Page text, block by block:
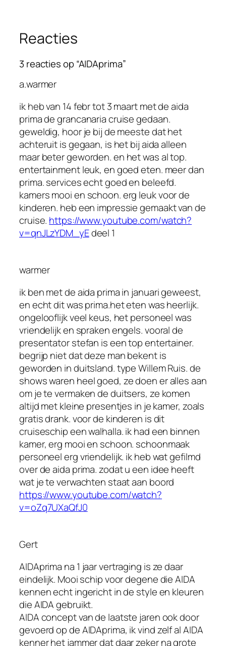
Reacties
3 reacties op “AIDAprima”
a.warmer
ik heb van 14 febr tot 3 maart met de aida
prima de grancanaria cruise gedaan.
geweldig, hoor je bij de meeste dat het
achteruit is gegaan, is het bij aida alleen
maar beter geworden. en het was al top.
entertainment leuk, en goed eten. meer dan
prima. services echt goed en beleefd.
kamers mooi en schoon. erg leuk voor de
kinderen. heb een impressie gemaakt van de
cruise. https://www.youtube.com/watch?
v=qnJLzYDM_yEdeel 1
warmer
ik ben met de aida prima in januari geweest,
en echt dit was prima.het eten was heerlijk.
ongelooflijk veel keus, het personeel was
vriendelijk en spraken engels. vooral de
presentator stefan is een top entertainer.
begrijp niet dat deze man bekent is
geworden in duitsland. type Willem Ruis. de
shows waren heel goed, ze doen er alles aan
om je te vermaken de duitsers, ze komen
altijd met kleine presentjes in je kamer, zoals
gratis drank. voor de kinderen is dit
cruiseschip een walhalla. ik had een binnen
kamer, erg mooi en schoon. schoonmaak
personeel erg vriendelijk. ik heb wat gefilmd
over de aida prima. zodat u een idee heeft
wat je te verwachten staat aan boord
https://www.youtube.com/watch?
v=oZq7UXaQfJ0
Gert
AIDAprima na 1 jaar vertraging is ze daar
eindelijk. Mooi schip voor degene die AIDA
kennen echt ingericht in de style en kleuren
die AIDA gebruikt.
AIDA concept van de laatste jaren ook door
gevoerd op de AIDAprima, ik vind zelf al AIDA
kenner het jammer dat daar zeker na grote